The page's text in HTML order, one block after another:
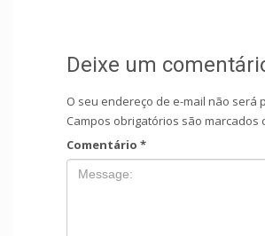
Deixe um
O seu endereço de e-mail não será
Campos obrigatórios são marcados
Comentário *